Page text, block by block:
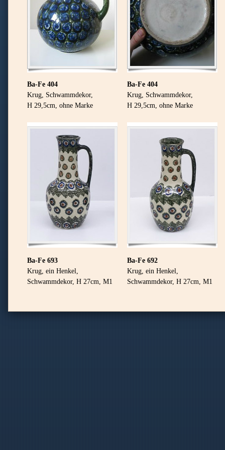
Ba-Fe 404
Krug, Schwammdekor,
H 29,5cm, ohne Marke
Ba-Fe 404
Krug, Schwammdekor,
H 29,5cm, ohne Marke
Ba-Fe 693
Krug, ein Henkel,
Schwammdekor, H 27cm, M1
Ba-Fe 692
Krug, ein Henkel,
Schwammdekor, H 27cm, M1